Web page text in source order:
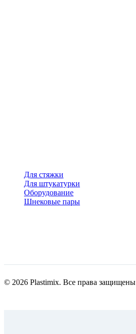
Для стяжки
Для штукатурки
Оборудование
Шнековые пары
© 2026 Plastimix. Все права защищены